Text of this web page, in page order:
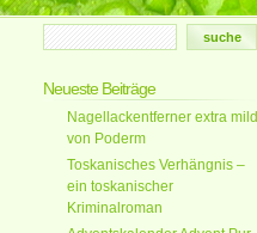
Neueste Beiträge
Nagellackentferner extra mild
von Poderm
Toskanisches Verhängnis –
ein toskanischer
Kriminalroman